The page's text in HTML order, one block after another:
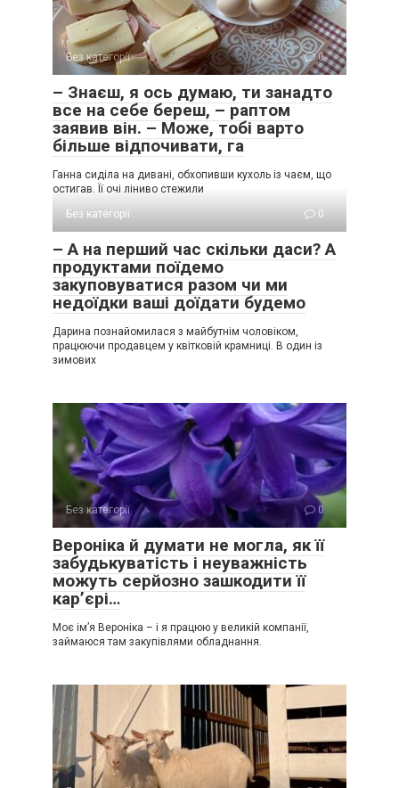
Без категорії 0
– Знаєш, я ось думаю, ти занадто
все на себе береш, – раптом
заявив він. – Може, тобі варто
більше відпочивати, га
Ганна сиділа на дивані, обхопивши кухоль із чаєм, що
остигав. Її очі ліниво стежили
Без категорії
0
– А на перший час скільки даси? А
продуктами поїдемо
закуповуватися разом чи ми
недоїдки ваші доїдати будемо
Дарина познайомилася з майбутнім чоловіком,
працюючи продавцем у квітковій крамниці. В один із
зимових
Без категорії 0
Вероніка й думати не могла, як її
забудькуватість і неуважність
можуть серйозно зашкодити її
кар’єрі…
Моє ім’я Вероніка – і я працюю у великій компанії,
займаюся там закупівлями обладнання.